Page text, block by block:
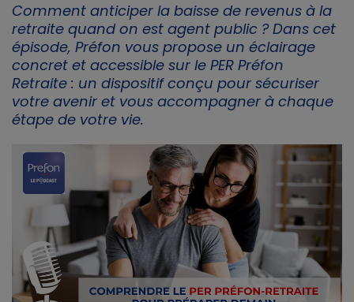
Comment anticiper la baisse de revenus à la
retraite quand on est agent public ? Dans cet
épisode, Préfon vous propose un éclairage
concret et accessible sur le PER Préfon
Retraite : un dispositif conçu pour sécuriser
votre avenir et vous accompagner à chaque
étape de votre vie.